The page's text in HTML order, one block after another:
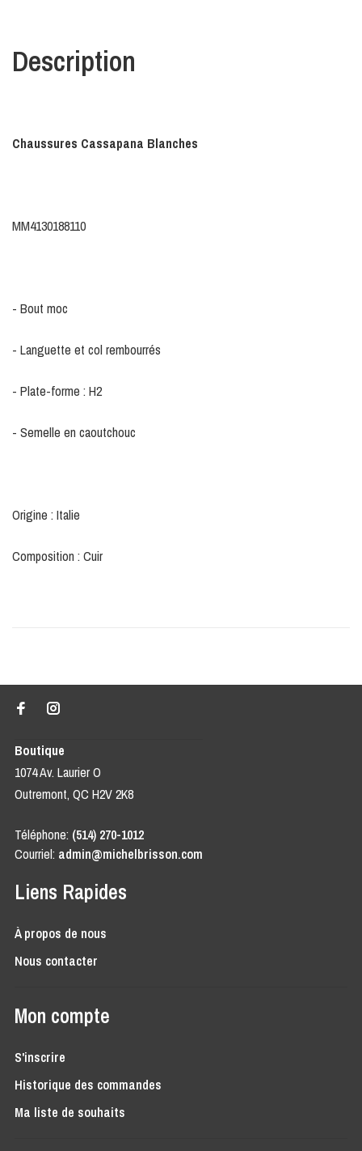
Description
Chaussures Cassapana Blanches
MM4130188110
- Bout moc
- Languette et col rembourrés
- Plate-forme : H2
- Semelle en caoutchouc
Origine : Italie
Composition : Cuir
Boutique
1074 Av. Laurier O
Outremont, QC H2V 2K8
Téléphone: (514) 270-1012
Courriel: admin@michelbrisson.com
Liens Rapides
À propos de nous
Nous contacter
Mon compte
S'inscrire
Historique des commandes
Ma liste de souhaits